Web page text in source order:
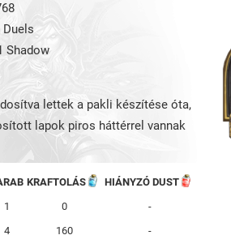
Duels
Shadow
lettek a pakli készítése óta,
lapok piros háttérrel vannak
KRAFTOLÁS
HIÁNYZÓ DUST
1 0
-
4 160
-